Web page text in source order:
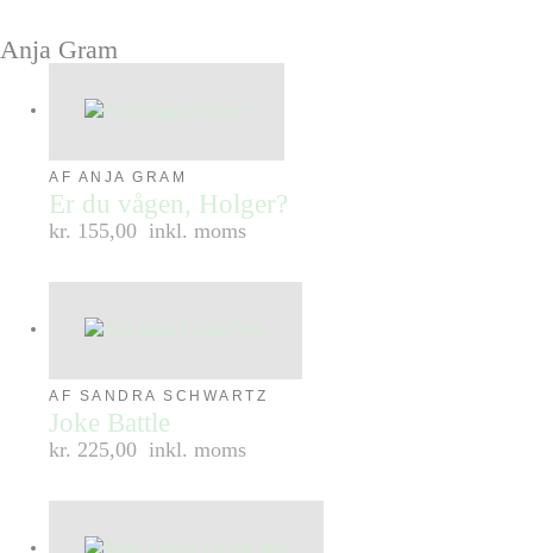
Anja Gram
AF ANJA GRAM
Er du vågen, Holger?
kr. 155,00 inkl. moms
AF SANDRA SCHWARTZ
Joke Battle
kr. 225,00 inkl. moms